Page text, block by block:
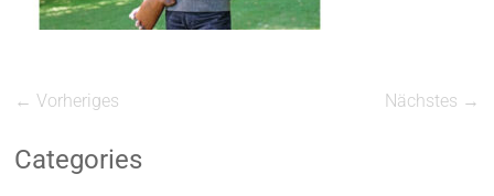
← Vorheriges Nächstes →
Categories